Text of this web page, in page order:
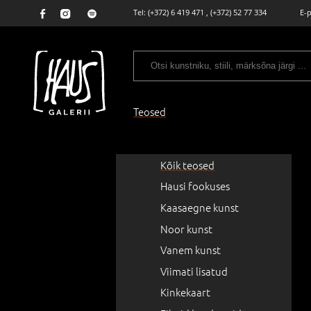
Tel: (+372) 6 419 471 , (+372) 52 77 334 E-
Teosed
Kõik teosed
Hausi fookuses
Kaasaegne kunst
Noor kunst
Vanem kunst
Viimati lisatud
Kinkekaart